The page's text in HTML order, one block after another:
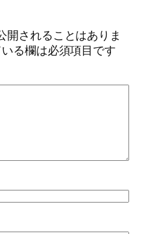
開されることはありま
る欄は必須項目です